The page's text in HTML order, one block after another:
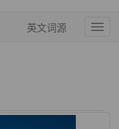
英文词源